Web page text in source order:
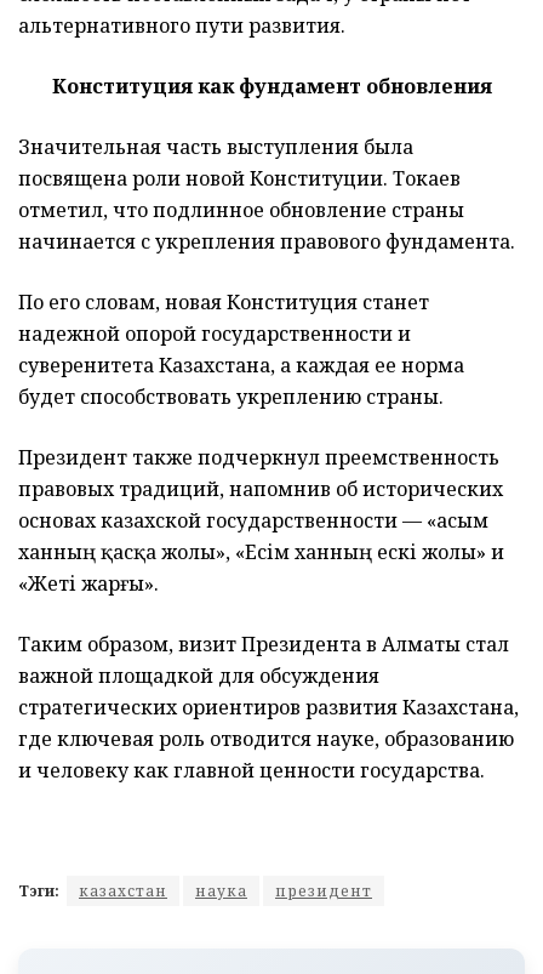
альтернативного пути развития.
Конституция как фундамент обновления
Значительная часть выступления была
посвящена роли новой Конституции. Токаев
отметил, что подлинное обновление страны
начинается с укрепления правового фундамента.
По его словам, новая Конституция станет
надежной опорой государственности и
суверенитета Казахстана, а каждая ее норма
будет способствовать укреплению страны.
Президент также подчеркнул преемственность
правовых традиций, напомнив об исторических
основах казахской государственности — «Қасым
ханның қасқа жолы», «Есім ханның ескі жолы» и
«Жеті жарғы».
Таким образом, визит Президента в Алматы стал
важной площадкой для обсуждения
стратегических ориентиров развития Казахстана,
где ключевая роль отводится науке, образованию
и человеку как главной ценности государства.
Тэги: казахстан наука президент